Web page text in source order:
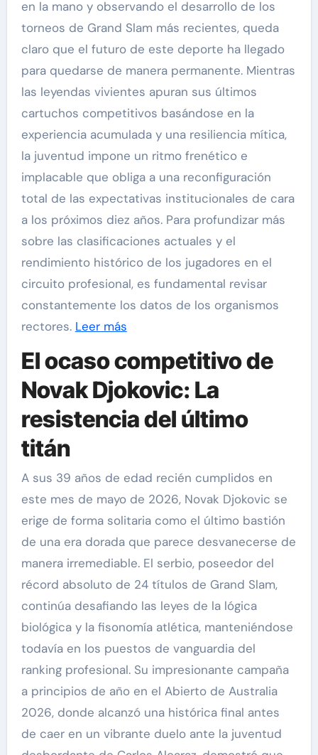
en la mano y observando el desarrollo de los
torneos de Grand Slam más recientes, queda
claro que el futuro de este deporte ha llegado
para quedarse de manera permanente. Mientras
las leyendas vivientes apuran sus últimos
cartuchos competitivos basándose en la
experiencia acumulada y una resiliencia mítica,
la juventud impone un ritmo frenético e
implacable que obliga a una reconfiguración
total de las expectativas institucionales de cara
a los próximos diez años. Para profundizar más
sobre las clasificaciones actuales y el
rendimiento histórico de los jugadores en el
circuito profesional, es fundamental revisar
constantemente los datos de los organismos
rectores. Leer más
El ocaso competitivo de
Novak Djokovic: La
resistencia del último
titán
A sus 39 años de edad recién cumplidos en
este mes de mayo de 2026, Novak Djokovic se
erige de forma solitaria como el último bastión
de una era dorada que parece desvanecerse de
manera irremediable. El serbio, poseedor del
récord absoluto de 24 títulos de Grand Slam,
continúa desafiando las leyes de la lógica
biológica y la fisonomía atlética, manteniéndose
todavía en los puestos de vanguardia del
ranking profesional. Su impresionante campaña
a principios de año en el Abierto de Australia
2026, donde alcanzó una histórica final antes
de caer en un vibrante duelo ante la juventud